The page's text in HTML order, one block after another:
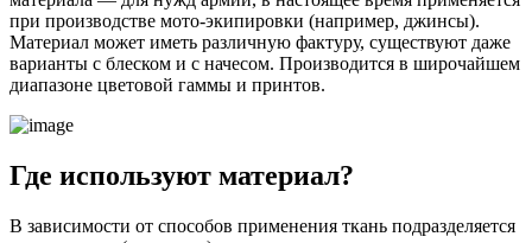
при производстве мото-экипировки (например, джинсы).
Материал может иметь различную фактуру, существуют даже
варианты с блеском и с начесом. Производится в широчайшем
диапазоне цветовой гаммы и принтов.
Где используют материал?
В зависимости от способов применения ткань подразделяется